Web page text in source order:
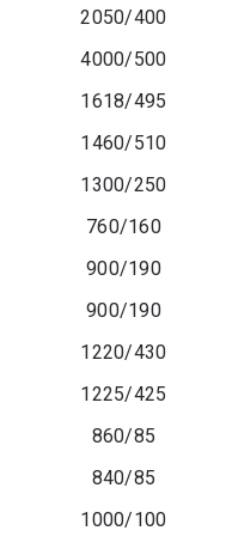
2050/400
4000/500
1618/495
1460/510
1300/250
760/160
900/190
900/190
1220/430
1225/425
860/85
840/85
1000/100